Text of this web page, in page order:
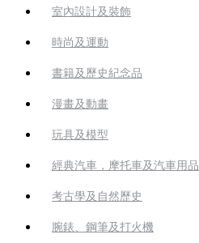
室內設計及裝飾
時尚及運動
書籍及歷史紀念品
漫畫及動畫
玩具及模型
經典汽車，摩托車及汽車用品
考古學及自然歷史
腕錶、鋼筆及打火機